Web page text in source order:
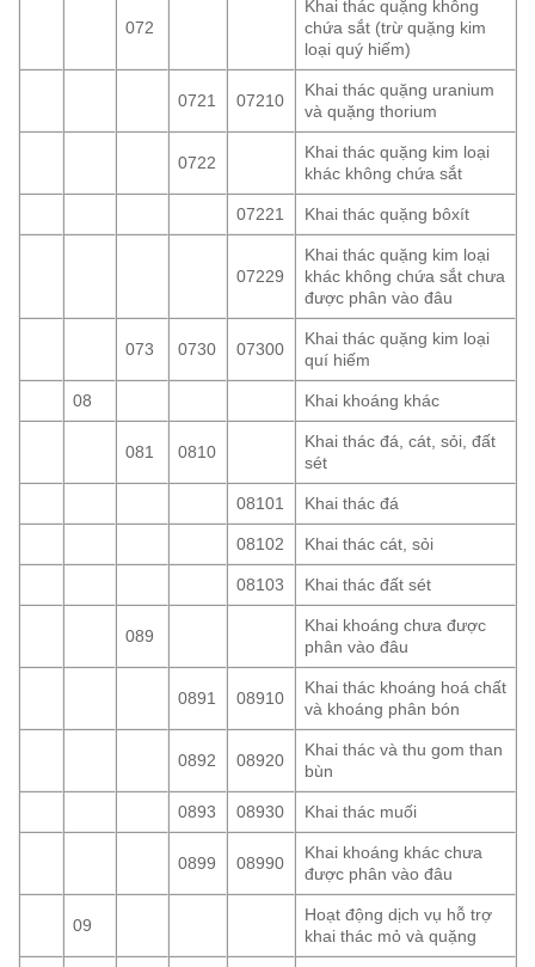
072
Khai thác quặng không
chứa sắt (trừ quặng kim
loại quý hiếm)
0721 07210
Khai thác quặng uranium
và quặng thorium
0722
Khai thác quặng kim loại
khác không chứa sắt
07221 Khai thác quặng bôxít
07229
Khai thác quặng kim loại
khác không chứa sắt chưa
được phân vào đâu
073 0730 07300
Khai thác quặng kim loại
quí hiếm
08 Khai khoáng khác
081 0810
Khai thác đá, cát, sỏi, đất
sét
08101 Khai thác đá
08102 Khai thác cát, sỏi
08103 Khai thác đất sét
089
Khai khoáng chưa được
phân vào đâu
0891 08910
Khai thác khoáng hoá chất
và khoáng phân bón
0892 08920
Khai thác và thu gom than
bùn
0893 08930 Khai thác muối
0899 08990
Khai khoáng khác chưa
được phân vào đâu
09
Hoạt động dịch vụ hỗ trợ
khai thác mỏ và quặng